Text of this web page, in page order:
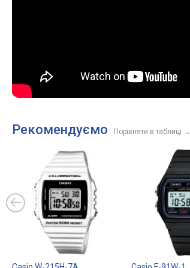
Рекомендуємо Порівняти в таблиці →